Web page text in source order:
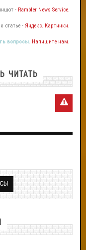
- Rambler News Service.
статье - Яндекс. Картинки.
вопросы. Напишите нам.
ЧИТАТЬ